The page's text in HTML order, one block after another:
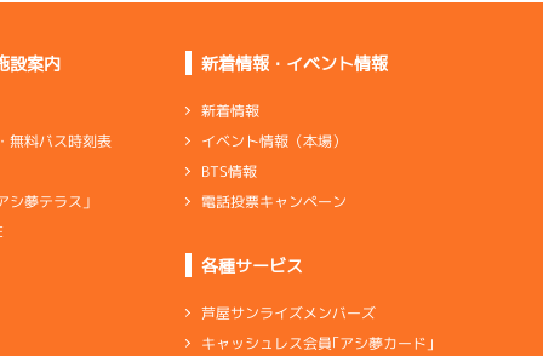
設案内
無料バス時刻表
シ夢テラス」
新着情報・イベント情報
新着情報
イベント情報（本場）
BTS情報
電話投票キャンペーン
各種サービス
芦屋サンライズメンバーズ
キャッシュレス会員｢アシ夢カード｣